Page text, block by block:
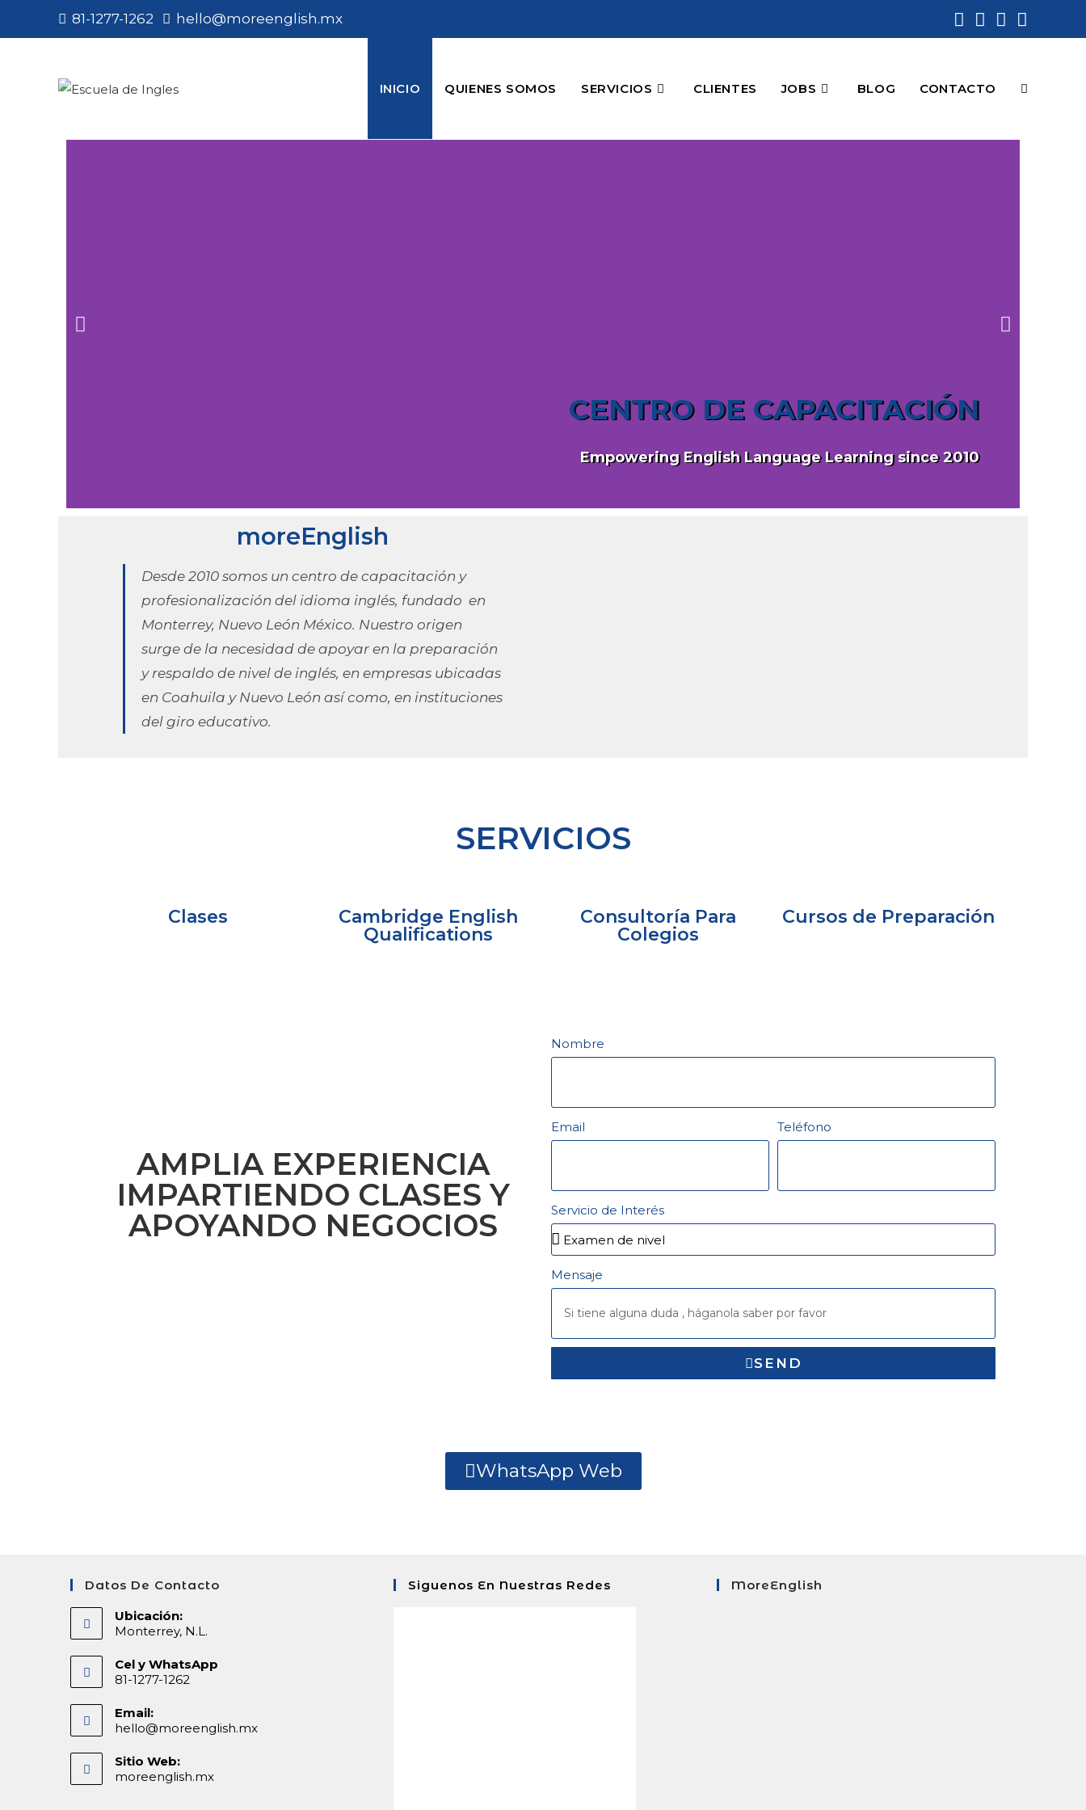
81-1277-1262 hello@moreenglish.mx
INICIO QUIENES SOMOS SERVICIOS CLIENTES JOBS BLOG CONTACTO
CENTRO DE CAPACITACIÓN
Empowering English Language Learning since 2010
moreEnglish
Desde 2010 somos un centro de capacitación y
profesionalización del idioma inglés, fundado en
Monterrey, Nuevo León México. Nuestro origen
surge de la necesidad de apoyar en la preparación
y respaldo de nivel de inglés, en empresas ubicadas
en Coahuila y Nuevo León así como, en instituciones
del giro educativo.
SERVICIOS
Clases
Cambridge English
Qualifications
Consultoría Para
Colegios
Cursos de Preparación
AMPLIA EXPERIENCIA
IMPARTIENDO CLASES Y
APOYANDO NEGOCIOS
Nombre
Email Teléfono
Servicio de Interés
Mensaje
SEND
WhatsApp Web
Datos De Contacto
Ubicación:
Monterrey, N.L.
Cel y WhatsApp
81-1277-1262
Email:
hello@moreenglish.mx
Sitio Web:
moreenglish.mx
Siguenos En Nuestras Redes MoreEnglish